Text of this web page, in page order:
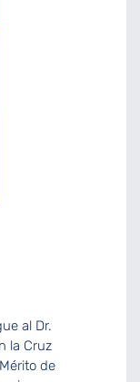
al Dr.
la Cruz
de